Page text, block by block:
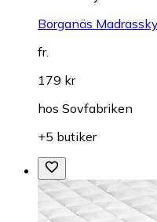
Borganäs
fr.
179 kr
hos Sovfabriken
+5 butiker